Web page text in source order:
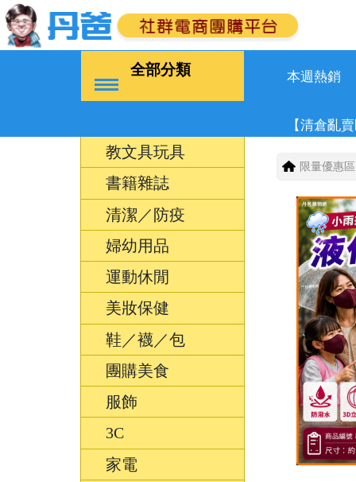
全部分類 本週熱銷
【清倉亂
教文具玩具
書籍雜誌
清潔／防疫
婦幼用品
運動休閒
美妝保健
鞋／襪／包
團購美食
服飾
3C
家電
限量優惠區